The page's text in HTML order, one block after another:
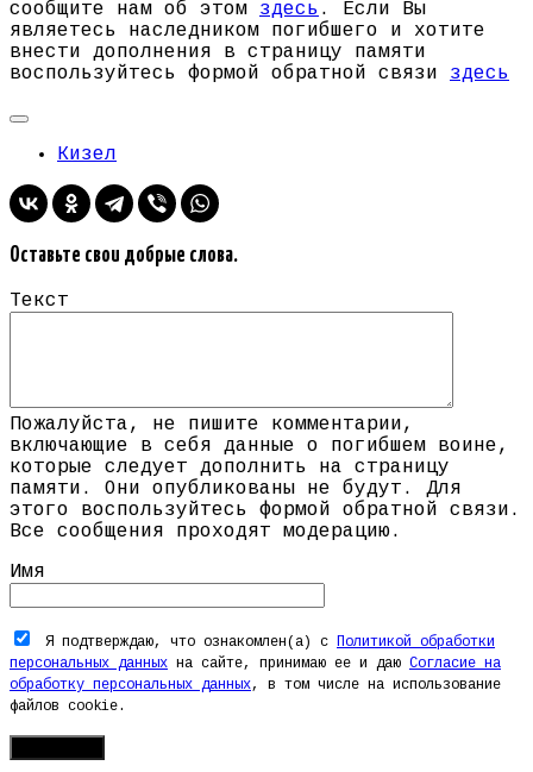
сообщите нам об этом здесь . Если Вы
являетесь наследником погибшего и хотите
внести дополнения в страницу памяти
воспользуйтесь формой обратной связи здесь
Кизел
Оставьте свои добрые слова.
Текст
Пожалуйста, не пишите комментарии,
включающие в себя данные о погибшем воине,
которые следует дополнить на страницу
памяти. Они опубликованы не будут. Для
этого воспользуйтесь формой обратной связи.
Все сообщения проходят модерацию.
Имя
Я подтверждаю, что ознакомлен(а) с
Политикой обработки
персональных данных на сайте, принимаю ее и даю Согласие на
обработку персональных данных, в том числе на использование
файлов cookie.